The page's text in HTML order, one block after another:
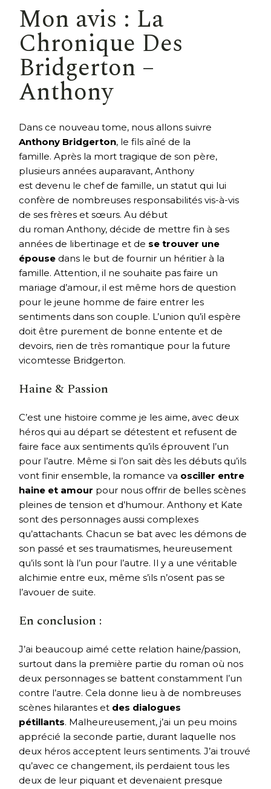
Mon avis : La
Chronique Des
Bridgerton –
Anthony
Dans ce nouveau tome, nous allons suivre
Anthony Bridgerton, le fils aîné de la
famille. Après la mort tragique de son père,
plusieurs années auparavant, Anthony
est devenu le chef de famille, un statut qui lui
confère de nombreuses responsabilités vis-à-vis
de ses frères et sœurs. Au début
du roman Anthony, décide de mettre fin à ses
années de libertinage et de se trouver une
épouse dans le but de fournir un héritier à la
famille. Attention, il ne souhaite pas faire un
mariage d’amour, il est même hors de question
pour le jeune homme de faire entrer les
sentiments dans son couple. L’union qu’il espère
doit être purement de bonne entente et de
devoirs, rien de très romantique pour la future
vicomtesse Bridgerton.
Haine & Passion
C’est une histoire comme je les aime, avec deux
héros qui au départ se détestent et refusent de
faire face aux sentiments qu’ils éprouvent l’un
pour l’autre. Même si l’on sait dès les débuts qu’ils
vont finir ensemble, la romance va osciller entre
haine et amour pour nous offrir de belles scènes
pleines de tension et d’humour. Anthony et Kate
sont des personnages aussi complexes
qu’attachants. Chacun se bat avec les démons de
son passé et ses traumatismes, heureusement
qu’ils sont là l’un pour l’autre. Il y a une véritable
alchimie entre eux, même s’ils n’osent pas se
l’avouer de suite.
En conclusion :
J’ai beaucoup aimé cette relation haine/passion,
surtout dans la première partie du roman où nos
deux personnages se battent constamment l’un
contre l’autre. Cela donne lieu à de nombreuses
scènes hilarantes et des dialogues
pétillants. Malheureusement, j’ai un peu moins
apprécié la seconde partie, durant laquelle nos
deux héros acceptent leurs sentiments. J’ai trouvé
qu’avec ce changement, ils perdaient tous les
deux de leur piquant et devenaient presque